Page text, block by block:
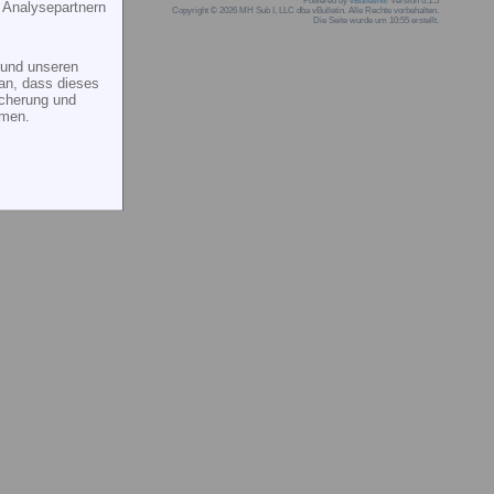
Copyright © 2026 MH Sub I, LLC dba vBulletin. Alle Rechte vorbehalten.
Die Seite wurde um 10:55 erstellt.
und unseren
dass dieses
und